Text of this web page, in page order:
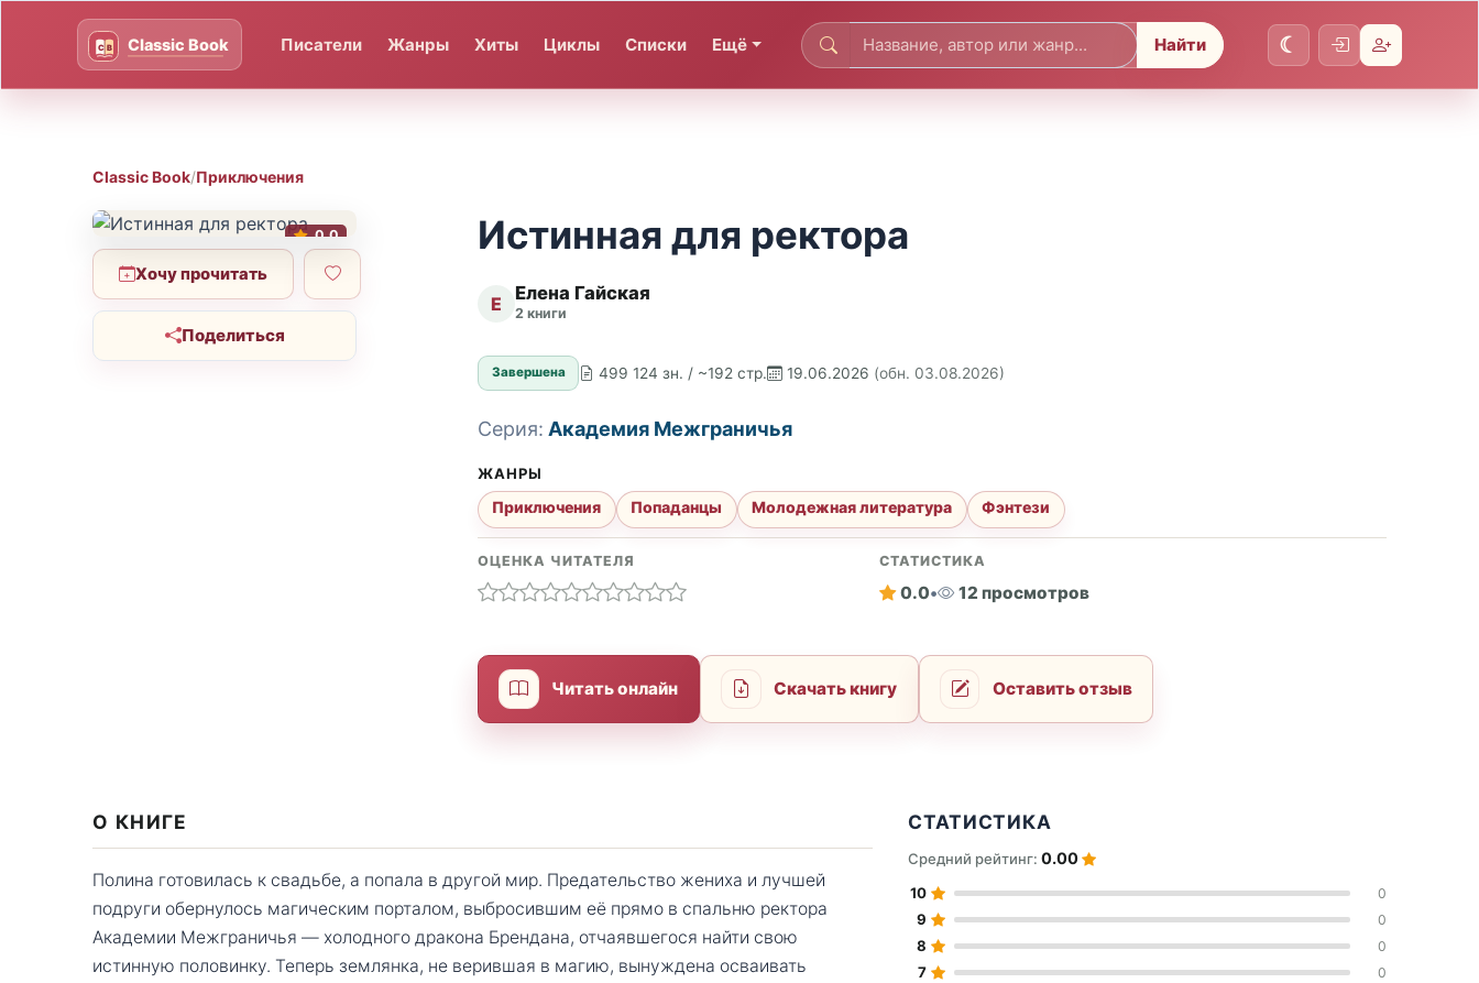
Писатели Жанры Хиты Циклы Списки Ещё Найти
Classic Book/Приключения
0.0
Хочу прочитать
Поделиться
Истинная для ректора
Е Елена Гайская
2 книги
Завершена 499 124 зн. / ~192 стр. 19.06.2026 (обн. 03.08.2026)
Серия: Академия Межграничья
ЖАНРЫ
Приключения Попаданцы Молодежная литература Фэнтези
ОЦЕНКА ЧИТАТЕЛЯ СТАТИСТИКА
0.0• 12 просмотров
Читать онлайн Скачать книгу Оставить отзыв
О КНИГЕ
Полина готовилась к свадьбе, а попала в другой мир. Предательство жениха и лучшей
подруги обернулось магическим порталом, выбросившим её прямо в спальню ректора
Академии Межграничья — холодного дракона Брендана, отчаявшегося найти свою
истинную половинку. Теперь землянка, не верившая в магию, вынуждена осваивать
СТАТИСТИКА
Средний рейтинг:0.00
10 0
9 0
8 0
7 0